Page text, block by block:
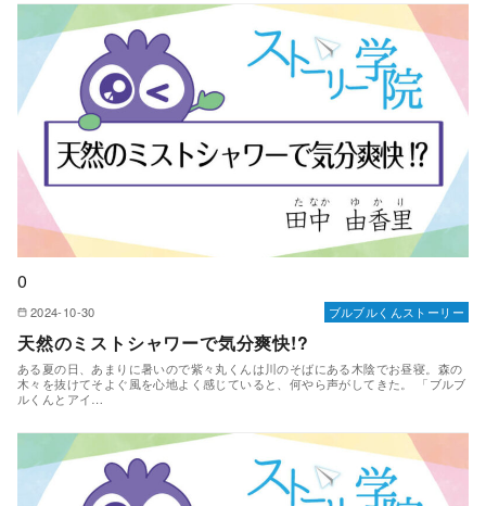
0
2024-10-30 ブルブルくんストーリー
天然のミストシャワーで気分爽快!?
ある夏の日、あまりに暑いので紫々丸くんは川のそばにある木陰でお昼寝。森の
木々を抜けてそよぐ風を心地よく感じていると、何やら声がしてきた。 「ブルブ
ルくんとアイ…